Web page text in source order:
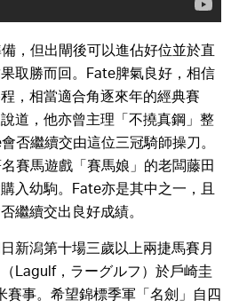
，但出閘後可以進佔好位並於直
取勝而回。Fate脾氣良好，相信
，相當適合角逐來年的經典賽
道，他亦曾主理「不撓真鋼」整
否繼續交由這位三冠騎師操刀。
賽馬遊戲「賽馬娘」的老闆藤田
入幼駒。Fate亦是其中之一，且
繼續交出良好成績。
新潟第十場三歲以上兩捷馬賽月
Lagulf，ラーグルフ）於戶崎圭
賽事。希望錦標季軍「名劍」自四